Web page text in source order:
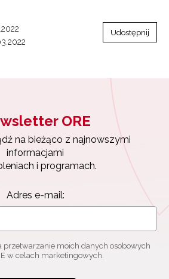
Udostępnij
ORE
na bieżąco z najnowszymi
informacjami
i programach.
Adres e-mail:
przetwarzanie moich danych osobowych
w celach marketingowych.
bieżąco z najnowszymi